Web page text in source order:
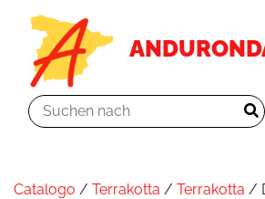
Catalogo / Terrakotta / Terrakotta /